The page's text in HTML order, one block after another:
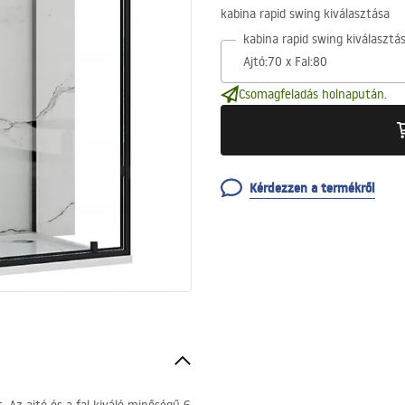
kabina rapid swing kiválasztása
kabina rapid swing
Csomagfeladás holnapután.
Kérdezzen a termékről